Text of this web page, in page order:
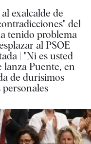
exalcalde de
del
tenido problema
al PSOE
| "Ni es usted
lanza Puente, en
de durísimos